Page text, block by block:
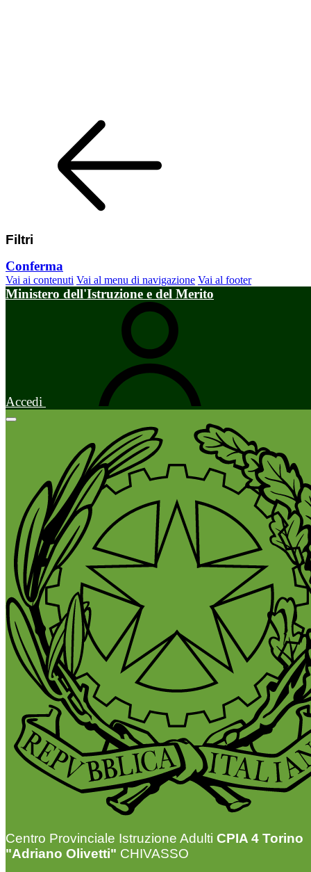
Filtri
Conferma
Vai ai contenuti Vai al menu di navigazione Vai al footer
Ministero dell'Istruzione e del Merito
Accedi
Centro Provinciale Istruzione Adulti CPIA 4 Torino
"Adriano Olivetti" CHIVASSO